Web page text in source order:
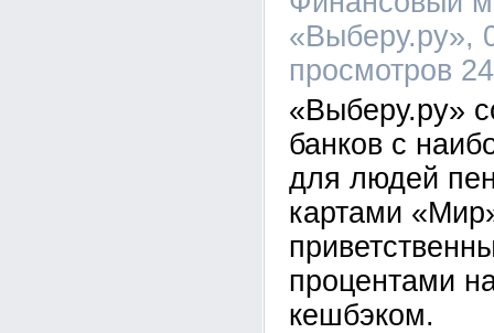
«Выберу.ру»,
просмотров
«Выберу.ру»
банков с
для людей
картами
процентами
кешбэком.